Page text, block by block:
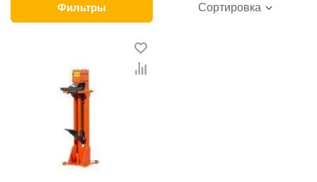
категории товара. Угловысечные станки в интернет-
магазине представлены ведущими
производителями и брендами, список которых
постоянно расширяется. Мы доставляем товар в
любом количестве по всей территории страны. Все
это дополняет лучшая по Узбекистану стоимость,
широкий диапазон цен. Причем здесь представлена
оптимальная цена для каждой позиции из категории
Угловысечные станки.
Фильтры Сортировка